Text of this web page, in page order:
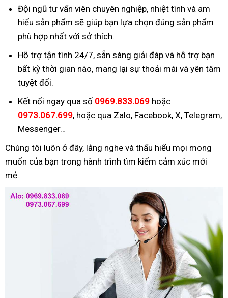
Đội ngũ tư vấn viên chuyên nghiệp, nhiệt tình và am
hiểu sản phẩm sẽ giúp bạn lựa chọn đúng sản phẩm
phù hợp nhất với sở thích.
Hỗ trợ tận tình 24/7, sẵn sàng giải đáp và hỗ trợ bạn
bất kỳ thời gian nào, mang lại sự thoải mái và yên tâm
tuyệt đối.
Kết nối ngay qua số 0969.833.069 hoặc
0973.067.699, hoặc qua Zalo, Facebook, X, Telegram,
Messenger…
Chúng tôi luôn ở đây, lắng nghe và thấu hiểu mọi mong
muốn của bạn trong hành trình tìm kiếm cảm xúc mới
mẻ.